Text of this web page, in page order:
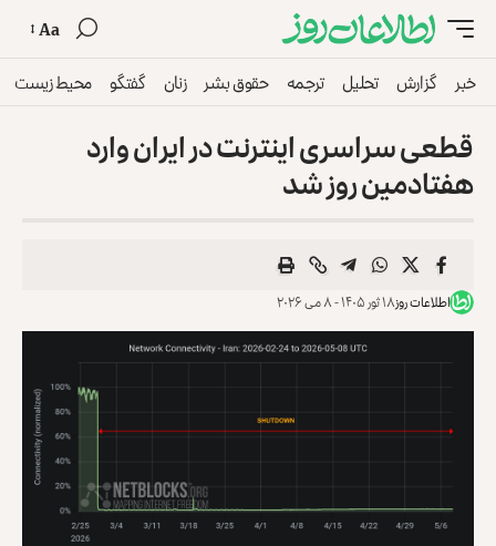
Aa
خبر گزارش تحلیل ترجمه حقوق بشر زنان گفتگو محیط زیست
قطعی سراسری اینترنت در ایران وارد
هفتادمین روز شد
اطلاعات روز۱۸ ثور ۱۴۰۵ - ۸ می ۲۰۲۶